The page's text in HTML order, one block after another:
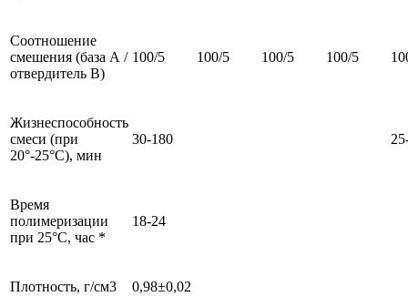
Соотношение
смешения (база А /
отвердитель В)
100/5 100/5 100/5 100/5
Жизнеспособность
смеси (при
20°-25°С), мин
30-180
Время
полимеризации
при 25°С, час *
18-24
Плотность, г/см3 0,98±0,02